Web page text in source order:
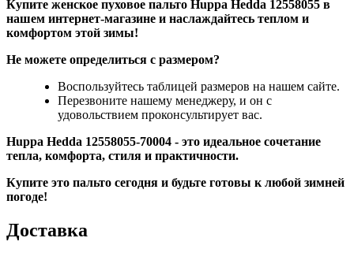
Купите женское пуховое пальто Huppa Hedda 12558055 в
нашем интернет-магазине и наслаждайтесь теплом и
комфортом этой зимы!
Не можете определиться с размером?
Воспользуйтесь таблицей размеров на нашем сайте.
Перезвоните нашему менеджеру, и он с
удовольствием проконсультирует вас.
Huppa Hedda 12558055-70004 - это идеальное сочетание
тепла, комфорта, стиля и практичности.
Купите это пальто сегодня и будьте готовы к любой зимней
погоде!
Доставка